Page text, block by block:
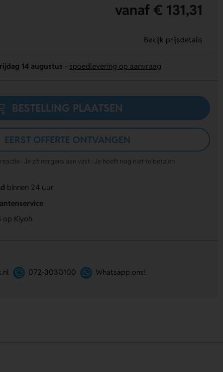
vanaf € 131,31
Bekijk prijsdetails
14 augustus spoedlevering op aanvraag
BESTELLING PLAATSEN
EERST OFFERTE ONTVANGEN
· Je zit nergens aan vast · Je hoeft nog niet te betalen
binnen 24 uur
op Kiyoh
072-3030100 Whatsapp ons!